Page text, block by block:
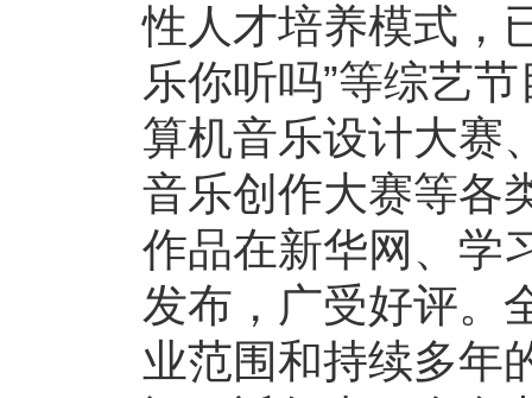
性人才培养模式，
乐你听吗”等综艺
算机音乐设计大赛
音乐创作大赛等各
作品在新华网、学
发布，广受好评。
业范围和持续多年